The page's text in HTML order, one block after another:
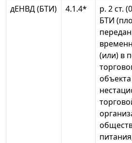
дЕНВД (БТИ) 4.1.4*
р. 2 ст.
БТИ
(или) в
объекта